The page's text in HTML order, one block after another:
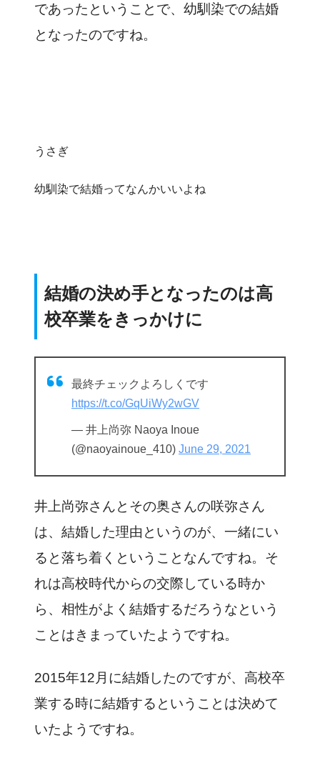
であったということで、幼馴染での結婚
となったのですね。
うさぎ
幼馴染で結婚ってなんかいいよね
結婚の決め手となったのは高
校卒業をきっかけに
最終チェックよろしくです
https://t.co/GqUiWy2wGV
— 井上尚弥 Naoya Inoue
(@naoyainoue_410) June 29, 2021
井上尚弥さんとその奥さんの咲弥さん
は、結婚した理由というのが、一緒にい
ると落ち着くということなんですね。そ
れは高校時代からの交際している時か
ら、相性がよく結婚するだろうなという
ことはきまっていたようですね。
2015年12月に結婚したのですが、高校卒
業する時に結婚するということは決めて
いたようですね。